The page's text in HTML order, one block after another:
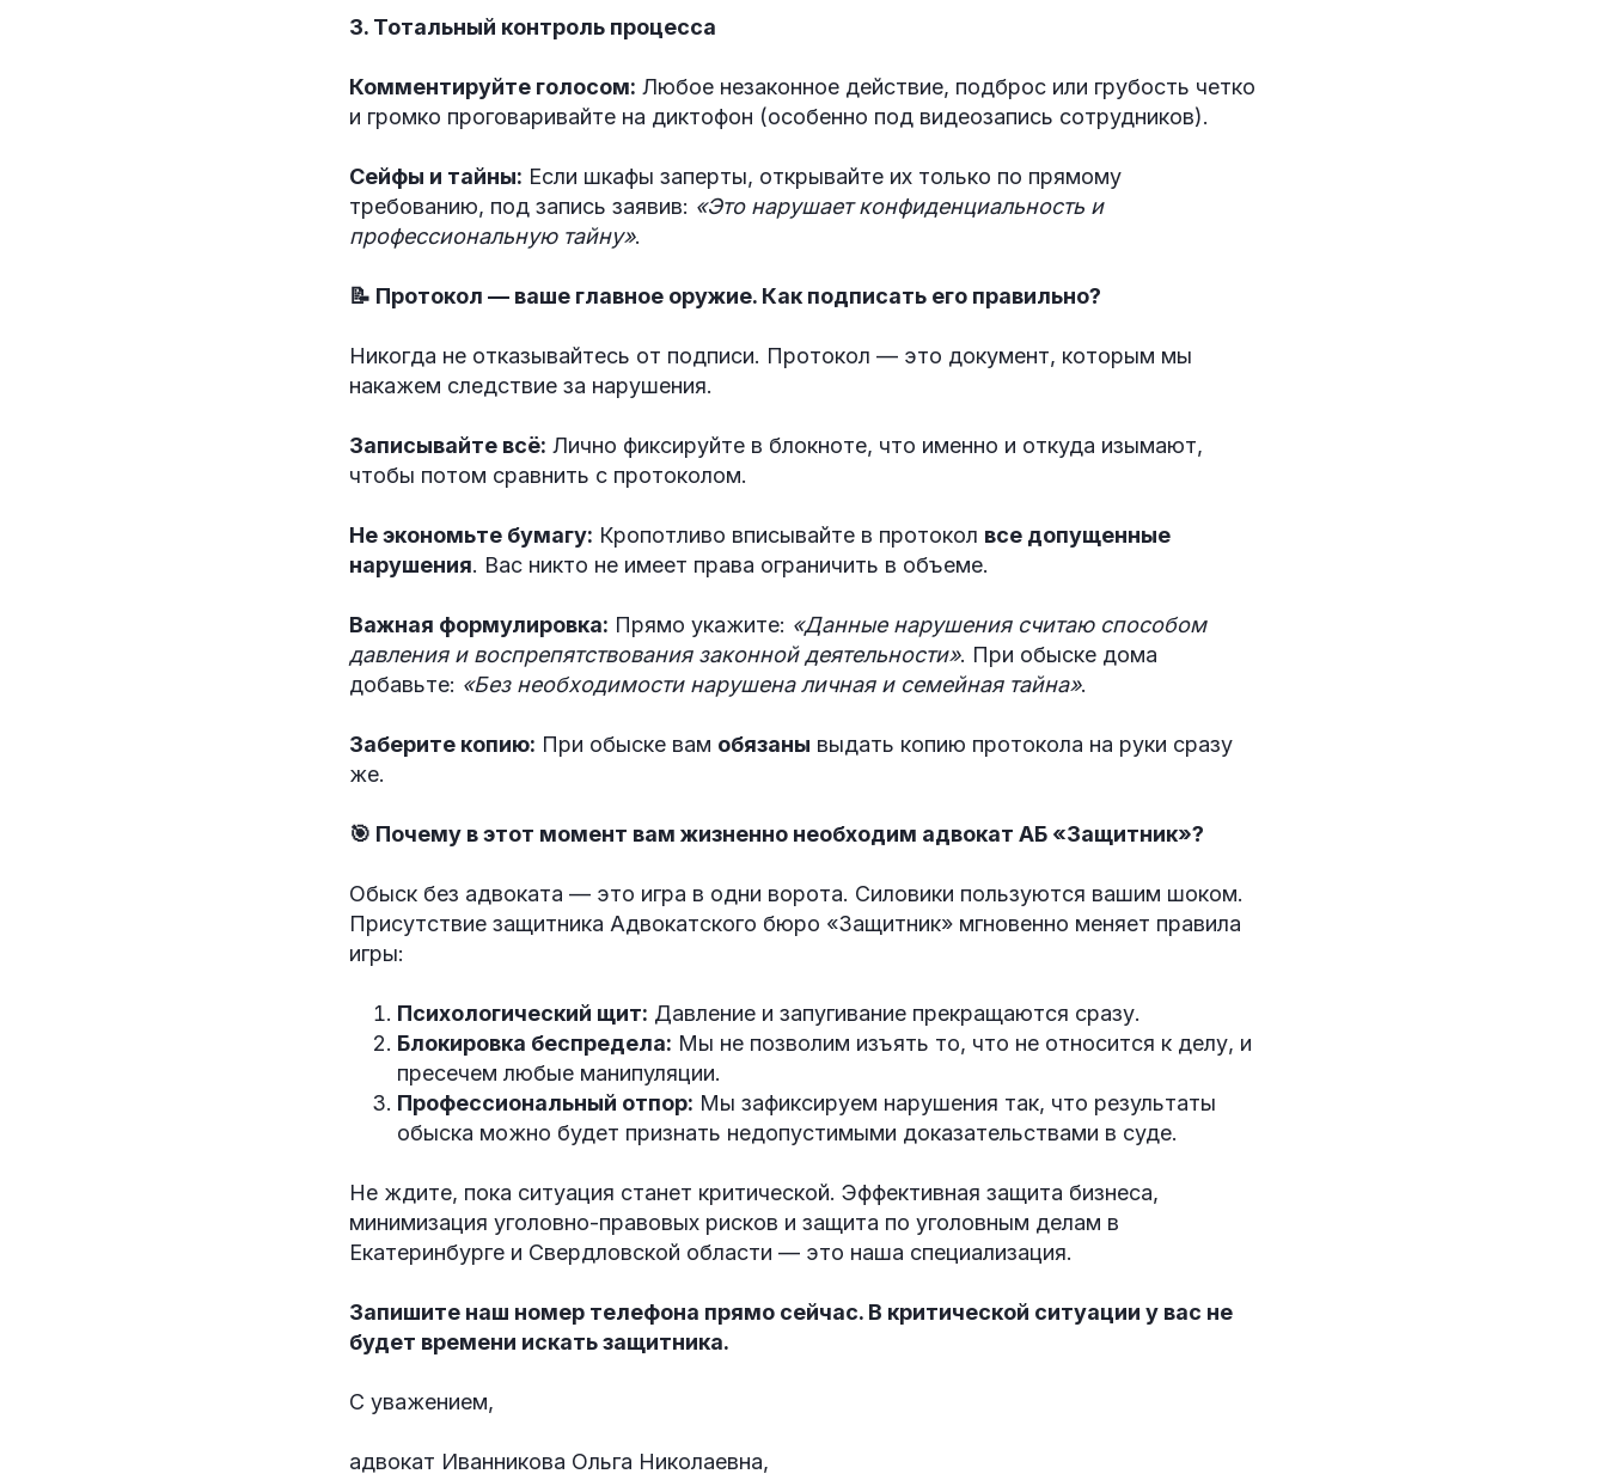
3. Тотальный контроль процесса
Комментируйте голосом: Любое незаконное действие, подброс или грубость четко
и громко проговаривайте на диктофон (особенно под видеозапись сотрудников).
Сейфы и тайны: Если шкафы заперты, открывайте их только по прямому
требованию, под запись заявив: «Это нарушает конфиденциальность и
профессиональную тайну».
📝 Протокол — ваше главное оружие. Как подписать его правильно?
Никогда не отказывайтесь от подписи. Протокол — это документ, которым мы
накажем следствие за нарушения.
Записывайте всё: Лично фиксируйте в блокноте, что именно и откуда изымают,
чтобы потом сравнить с протоколом.
Не экономьте бумагу: Кропотливо вписывайте в протокол все допущенные
нарушения. Вас никто не имеет права ограничить в объеме.
Важная формулировка: Прямо укажите: «Данные нарушения считаю способом
давления и воспрепятствования законной деятельности». При обыске дома
добавьте: «Без необходимости нарушена личная и семейная тайна».
Заберите копию: При обыске вам обязаны выдать копию протокола на руки сразу
же.
🎯 Почему в этот момент вам жизненно необходим адвокат АБ «Защитник»?
Обыск без адвоката — это игра в одни ворота. Силовики пользуются вашим шоком.
Присутствие защитника Адвокатского бюро «Защитник» мгновенно меняет правила
игры:
Психологический щит: Давление и запугивание прекращаются сразу.
Блокировка беспредела: Мы не позволим изъять то, что не относится к делу, и
пресечем любые манипуляции.
Профессиональный отпор: Мы зафиксируем нарушения так, что результаты
обыска можно будет признать недопустимыми доказательствами в суде.
Не ждите, пока ситуация станет критической. Эффективная защита бизнеса,
минимизация уголовно-правовых рисков и защита по уголовным делам в
Екатеринбурге и Свердловской области — это наша специализация.
Запишите наш номер телефона прямо сейчас. В критической ситуации у вас не
будет времени искать защитника.
С уважением,
адвокат Иванникова Ольга Николаевна,